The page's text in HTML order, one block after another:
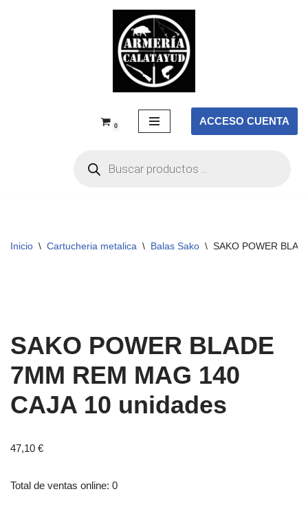
0 ACCESO CUENTA
Inicio \ Cartucheria metalica \ Balas Sako \ SAKO POWER
SAKO POWER BLADE
7MM REM MAG 140
CAJA 10 unidades
47,10 €
Total de ventas online: 0